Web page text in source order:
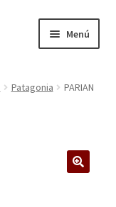
Menú
Patagonia
PARIAN